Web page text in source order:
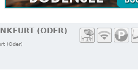
(ODER)
(Oder)